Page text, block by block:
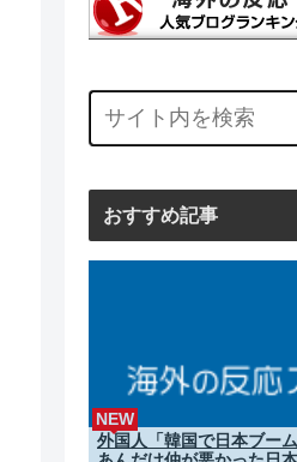
おすすめ記事
外国人「韓国で日本ブー
NEW